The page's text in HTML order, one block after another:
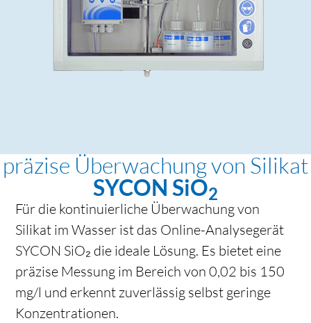
präzise Überwachung von Silikat
SYCON SiO2
Für die kontinuierliche Überwachung von
Silikat im Wasser ist das Online-Analysegerät
SYCON SiO₂ die ideale Lösung. Es bietet eine
präzise Messung im Bereich von 0,02 bis 150
mg/l und erkennt zuverlässig selbst geringe
Konzentrationen.